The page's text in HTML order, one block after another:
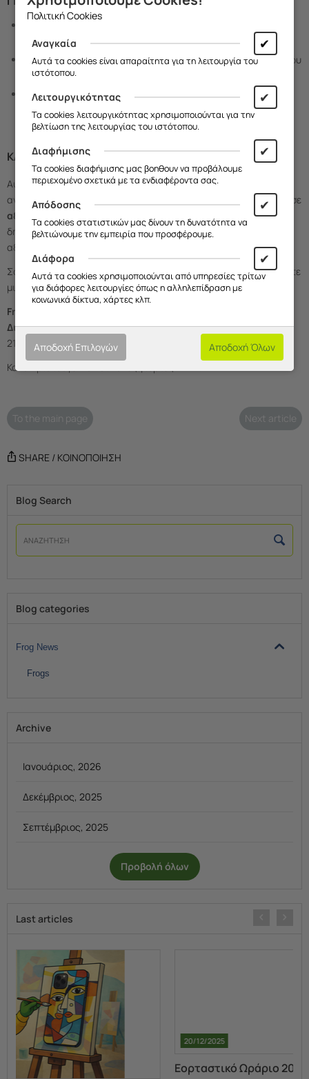
Παπανδρέου 75, με εύκολη πρόσβαση για τις αγορές σας.
Προσφέρουμε μεγάλη ποικιλία σεπροϊόντα τεχνολογίας
που
καλύπτουν κάθε γούστο και ανάγκη.
Διαθέτουμε μοναδική εξυπηρέτηση και δυνατότητα
προσωποποίησης προϊόντων που θα κάνουν τις αγορές σας
ξεχωριστές.
ΚΛΕΊΝΟΝΤΑΣ, ΝΑ ΘΥΜΆΣΤΕ...
Αυτές τις γιορτές, χαρίστε κάτι μοναδικό και πρακτικό στους
αγαπημένους σας! Στο Frogs, θα βρείτε τη μεγαλύτερη ποικιλία σε
αξεσουάρ κινητής τηλεφωνίας και τη δυνατότητα να
δημιουργήσετε προσωποποιημένα δώρα που θα μείνουν
αξέχαστα.
Σας περιμένουμε στο κατάστημά μας στο Χαλάνδριγια να ζήσετε
μια μοναδική αγοραστική εμπειρία!
Frogs – Αξεσουάρ κινητής & Προσωποποιημένες θήκες
Διεύθυνση:Ανδρέα Παπανδρέου 75, Χαλάνδρι ????Τηλέφωνο:
2106841070
Καλά Χριστούγεννα και καλές γιορτές! ????✨
To the main page Next article
SHARE / ΚΟΙΝΟΠΟΙΗΣΗ
Blog Search
Blog categories
Frog News
Frogs
Archive
Ιανουάριος, 2026
Δεκέμβριος, 2025
Σεπτέμβριος, 2025
Προβολή όλων
Last articles
20/12/2025
Εορταστικό Ωράριο 2025
Πολιτική Cookies
Αναγκαία ✔
Αυτά τα cookies είναι απαραίτητα για τη λειτουργία του
ιστότοπου.
Λειτουργικότητας ✔
Τα cookies λειτουργικότητας χρησιμοποιούνται για την
βελτίωση της λειτουργίας του ιστότοπου.
Διαφήμισης ✔
Τα cookies διαφήμισης μας βοηθουν να προβάλουμε
περιεχομένο σχετικά με τα ενδιαφέροντα σας.
Απόδοσης ✔
Τα cookies στατιστικών μας δίνουν τη δυνατότητα να
βελτιώνουμε την εμπειρία που προσφέρουμε.
Διάφορα ✔
Αυτά τα cookies χρησιμοποιούνται από υπηρεσίες τρίτων
για διάφορες λειτουργίες όπως η αλληλεπίδραση με
κοινωνικά δίκτυα, χάρτες κλπ.
Αποδοχή Επιλογών Αποδοχή Όλων